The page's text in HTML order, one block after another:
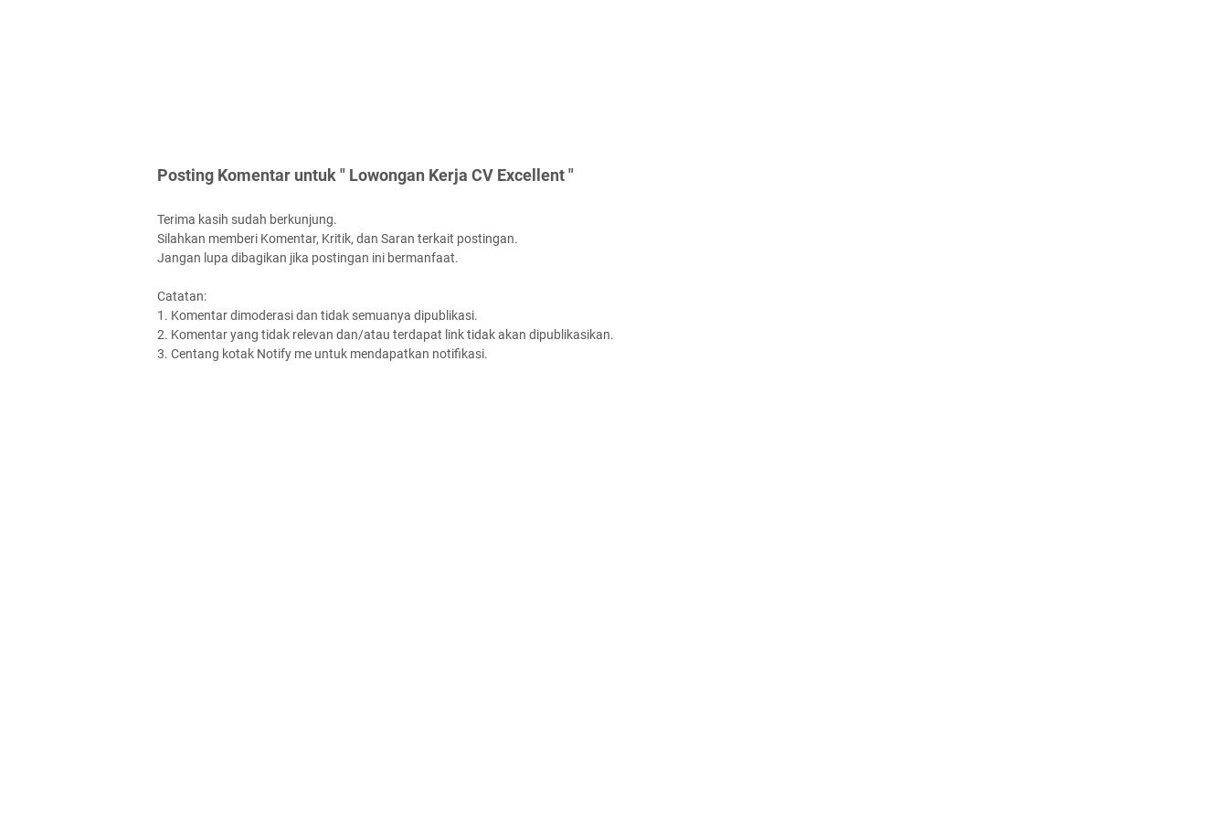
Posting Komentar untuk " Lowongan Kerja CV Excellent "
Terima kasih sudah berkunjung.
Silahkan memberi Komentar, Kritik, dan Saran terkait postingan.
Jangan lupa dibagikan jika postingan ini bermanfaat.
Catatan:
1. Komentar dimoderasi dan tidak semuanya dipublikasi.
2. Komentar yang tidak relevan dan/atau terdapat link tidak akan dipublikasikan.
3. Centang kotak Notify me untuk mendapatkan notifikasi.